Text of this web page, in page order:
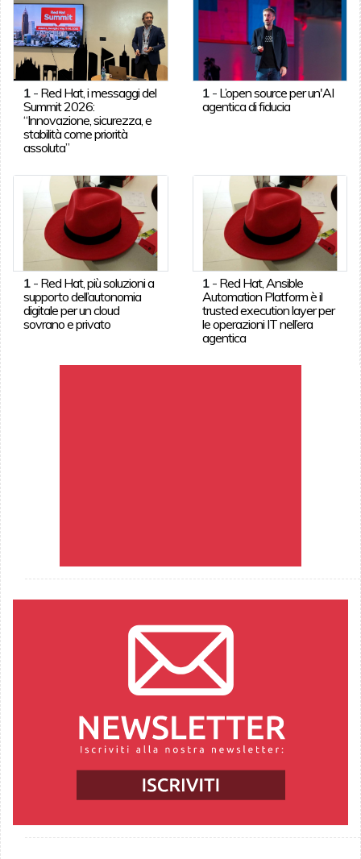
1- Red Hat, i messaggi del
Summit 2026:
“Innovazione, sicurezza, e
stabilità come priorità
assoluta”
1 - L’open source per un'AI
agentica di fiducia
1- Red Hat, più soluzioni a
supporto dell’autonomia
digitale per un cloud
sovrano e privato
1 - Red Hat, Ansible
Automation Platform è il
trusted execution layer per
le operazioni IT nell’era
agentica